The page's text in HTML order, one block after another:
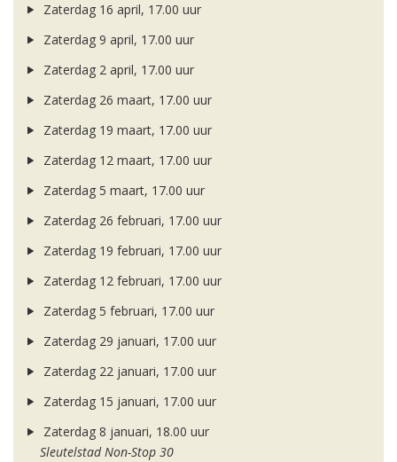
Zaterdag 16 april, 17.00 uur
Zaterdag 9 april, 17.00 uur
Zaterdag 2 april, 17.00 uur
Zaterdag 26 maart, 17.00 uur
Zaterdag 19 maart, 17.00 uur
Zaterdag 12 maart, 17.00 uur
Zaterdag 5 maart, 17.00 uur
Zaterdag 26 februari, 17.00 uur
Zaterdag 19 februari, 17.00 uur
Zaterdag 12 februari, 17.00 uur
Zaterdag 5 februari, 17.00 uur
Zaterdag 29 januari, 17.00 uur
Zaterdag 22 januari, 17.00 uur
Zaterdag 15 januari, 17.00 uur
Zaterdag 8 januari, 18.00 uur
Sleutelstad Non-Stop 30